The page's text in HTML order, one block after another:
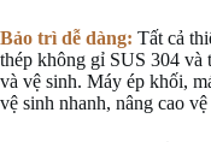
Bảo trì dễ dàng: Tất cả
thép không gỉ SUS 304 và
và vệ sinh. Máy ép khối,
vệ sinh nhanh, nâng cao